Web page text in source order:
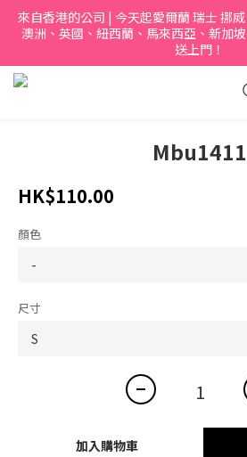
來自香港的公司 | 今天起愛爾蘭 瑞士 挪
澳洲、英國、紐西蘭、馬來西亞、新加坡
送上門！
Mbu1411
HK$110.00
顏色
尺寸
加入購物車